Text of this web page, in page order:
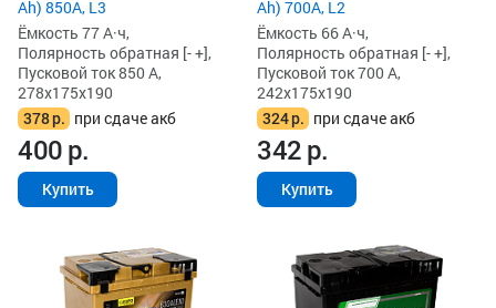
Ah) 850А, L3
Ёмкость 77 А·ч,
Полярность обратная [- +],
Пусковой ток 850 А,
278x175x190
378р. при сдаче акб
400р.
Купить
Ah) 700A, L2
Ёмкость 66 А·ч,
Полярность обратная [- +],
Пусковой ток 700 А,
242x175x190
324р. при сдаче акб
342р.
Купить